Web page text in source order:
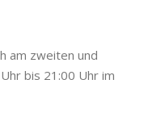
am zweiten und
bis 21:00 Uhr im